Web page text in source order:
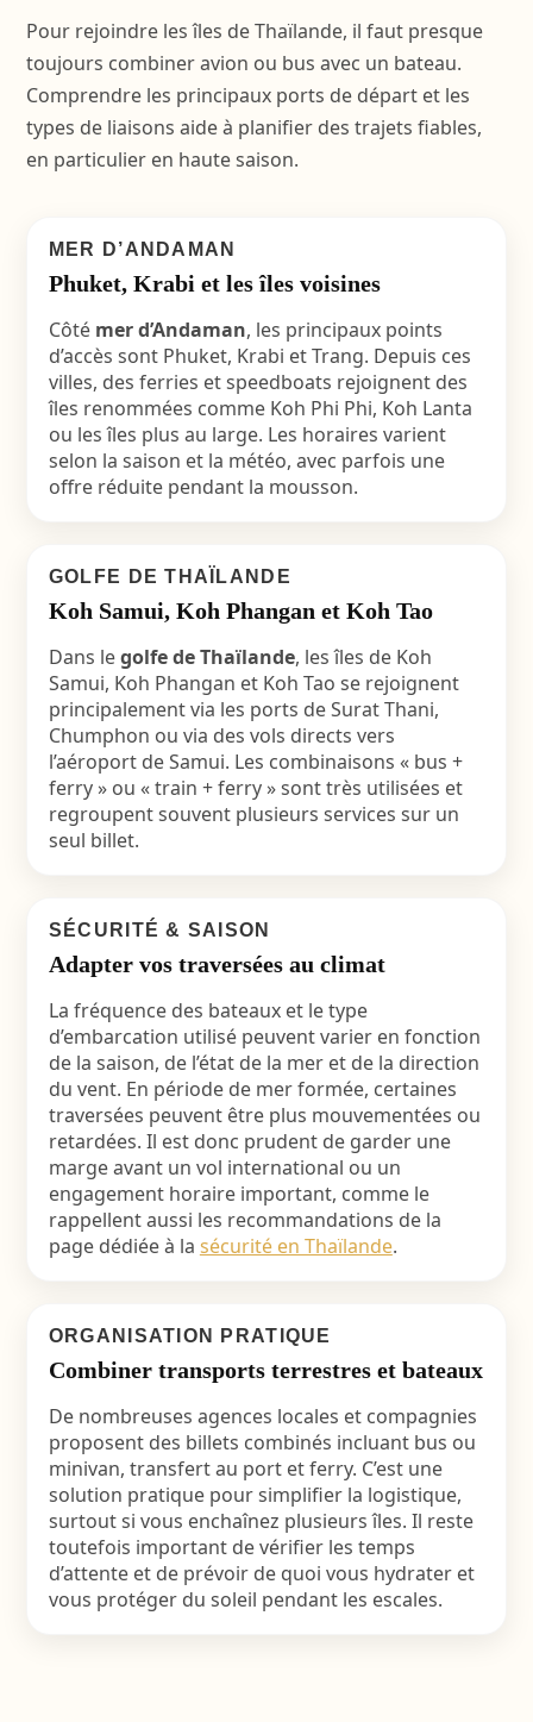
Pour rejoindre les îles de Thaïlande, il faut presque
toujours combiner avion ou bus avec un bateau.
Comprendre les principaux ports de départ et les
types de liaisons aide à planifier des trajets fiables,
en particulier en haute saison.
MER D’ANDAMAN
Phuket, Krabi et les îles voisines
Côté mer d’Andaman, les principaux points
d’accès sont Phuket, Krabi et Trang. Depuis ces
villes, des ferries et speedboats rejoignent des
îles renommées comme Koh Phi Phi, Koh Lanta
ou les îles plus au large. Les horaires varient
selon la saison et la météo, avec parfois une
offre réduite pendant la mousson.
GOLFE DE THAÏLANDE
Koh Samui, Koh Phangan et Koh Tao
Dans legolfe de Thaïlande, les îles de Koh
Samui, Koh Phangan et Koh Tao se rejoignent
principalement via les ports de Surat Thani,
Chumphon ou via des vols directs vers
l’aéroport de Samui. Les combinaisons « bus +
ferry » ou « train + ferry » sont très utilisées et
regroupent souvent plusieurs services sur un
seul billet.
SÉCURITÉ & SAISON
Adapter vos traversées au climat
La fréquence des bateaux et le type
d’embarcation utilisé peuvent varier en fonction
de la saison, de l’état de la mer et de la direction
du vent. En période de mer formée, certaines
traversées peuvent être plus mouvementées ou
retardées. Il est donc prudent de garder une
marge avant un vol international ou un
engagement horaire important, comme le
rappellent aussi les recommandations de la
page dédiée à la sécurité en Thaïlande.
ORGANISATION PRATIQUE
Combiner transports terrestres et bateaux
De nombreuses agences locales et compagnies
proposent des billets combinés incluant bus ou
minivan, transfert au port et ferry. C’est une
solution pratique pour simplifier la logistique,
surtout si vous enchaînez plusieurs îles. Il reste
toutefois important de vérifier les temps
d’attente et de prévoir de quoi vous hydrater et
vous protéger du soleil pendant les escales.